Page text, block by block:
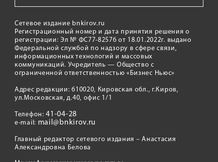
Сетевое издание bnkirov.ru
Регистрационный номер и дата принятия решения о
регистрации: Эл № ФС77-82576 от 18.01.2022г. выдано
Федеральной службой по надзору в сфере связи,
информационных технологий и массовых
коммуникаций. Учредитель — Общество с
ограниченной ответственностью «Бизнес Ньюс»
Адрес редакции: 610020, Кировская обл., г.Киров,
ул.Московская, д.40, офис 1/1
Телефон:41-04-28
e-mail: mail@bnkirov.ru
Главный редактор сетевого издания – Анастасия
Александровна Белова